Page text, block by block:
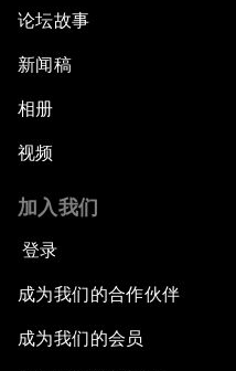
论坛故事
新闻稿
相册
视频
加入我们
登录
成为我们的合作伙伴
成为我们的会员